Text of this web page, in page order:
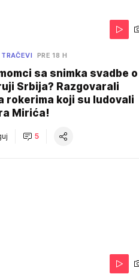
PRE 18 H
sa snimka svadbe o
Srbija? Razgovarali
rokerima koji su ludovali
Mirića!
5